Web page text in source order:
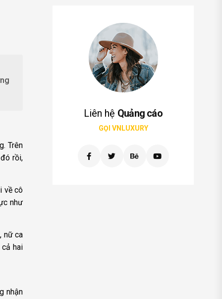
Trên
rồi,
về cô
như
nữ ca
hai
nhận
Liên hệ Quảng cáo
GỌI VNLUXURY